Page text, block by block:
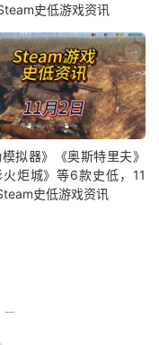
史低游戏资讯
模拟器》《奥斯特里夫》
火炬城》等6款史低，11
史低游戏资讯